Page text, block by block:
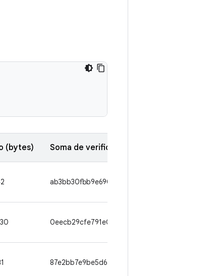
(bytes) Soma de verificação SHA1
ab3bb30fbb9e6903666d60c55d11e78b04e07472
0eecb29cfe791e039740e2a8bcf0af02b7132bd8
87e2bb7e9be5d6a1c6cdf5ec40dd4e0c6d07c30b